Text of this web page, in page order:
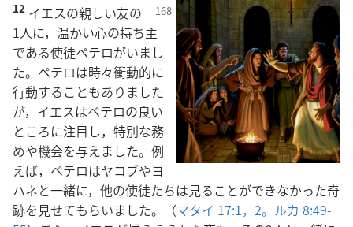
12 イエスの親しい友の
1人に，温かい心の持ち主
である使徒ペテロがいまし
た。ペテロは時々衝動的に
行動することもありました
が，イエスはペテロの良い
ところに注目し，特別な務
めや機会を与えました。例
えば，ペテロはヤコブやヨ
ハネと一緒に，他の使徒たちは見ることができなかった奇
跡を見せてもらいました。（マタイ 17:1，2。 ルカ 8:49-